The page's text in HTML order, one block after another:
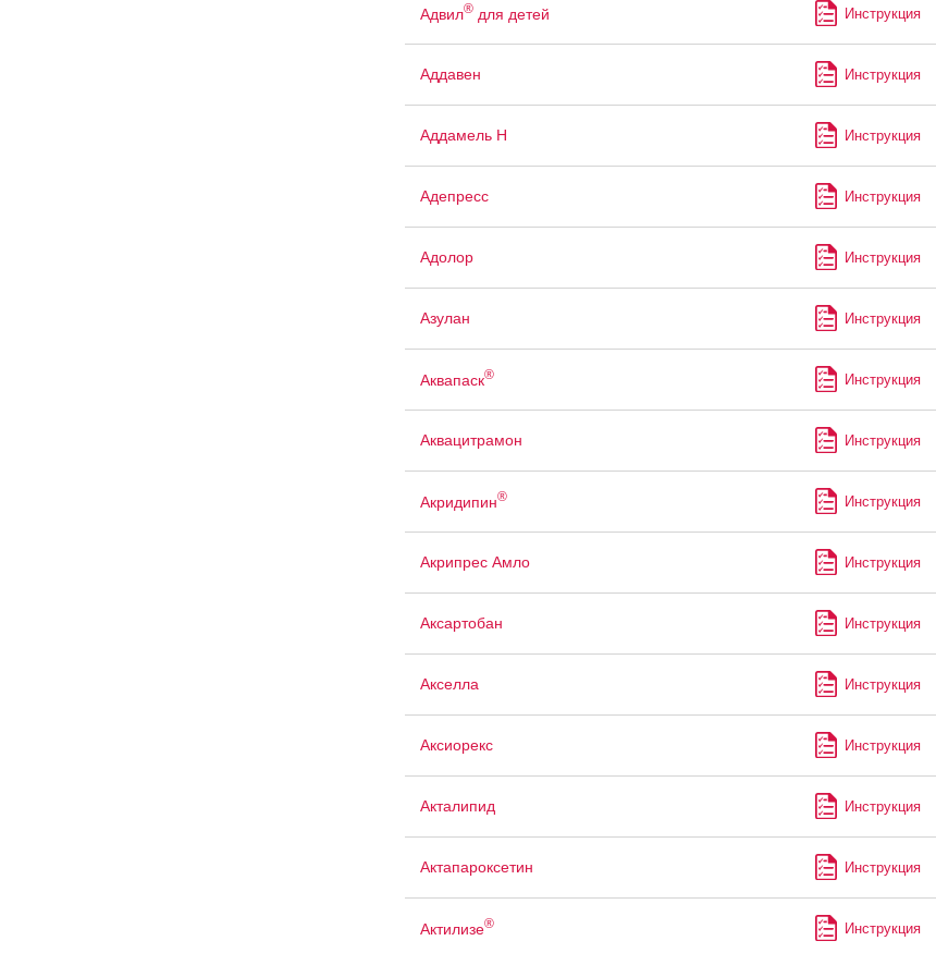
Адвил®для детей Инструкция
Аддавен Инструкция
Аддамель Н Инструкция
Адепресс Инструкция
Адолор Инструкция
Азулан Инструкция
Аквапаск® Инструкция
Аквацитрамон Инструкция
Акридипин® Инструкция
Акрипрес Амло Инструкция
Аксартобан Инструкция
Акселла Инструкция
Аксиорекс Инструкция
Акталипид Инструкция
Актапароксетин Инструкция
Актилизе® Инструкция